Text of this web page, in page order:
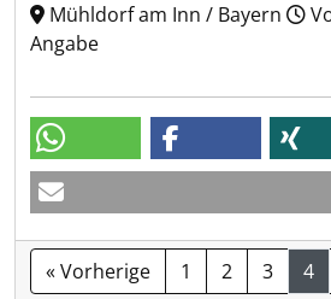
Mühldorf am Inn / Bayern
Angabe
« Vorherige 1 2 3 4